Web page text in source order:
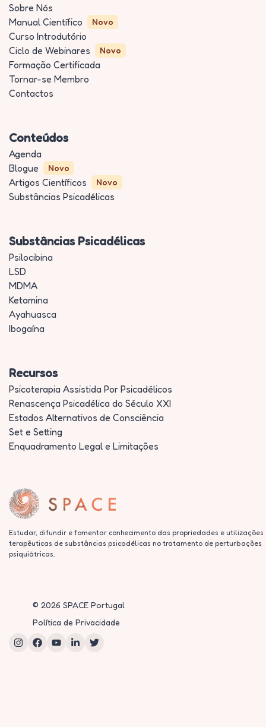
Sobre Nós
Manual Científico
Novo
Curso Introdutório
Ciclo de Webinares
Novo
Formação Certificada
Tornar-se Membro
Contactos
Conteúdos
Agenda
Blogue
Novo
Artigos Científicos Novo
Substâncias Psicadélicas
Substâncias Psicadélicas
Psilocibina
LSD
MDMA
Ketamina
Ayahuasca
Ibogaína
Recursos
Psicoterapia Assistida Por Psicadélicos
Renascença Psicadélica do Século XXI
Estados Alternativos de Consciência
Set e Setting
Enquadramento Legal e Limitações
Estudar, difundir e fomentar conhecimento das propriedades e utilizações
terapêuticas de substâncias psicadélicas no tratamento de perturbações
psiquiátricas.
© 2026 SPACE Portugal
Política de Privacidade
Instagram
Facebook
YouTube
LinkedInTwitter